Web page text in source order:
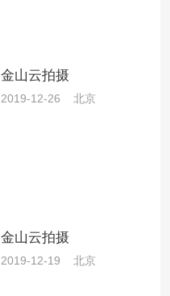
金山云拍摄
2019-12-26 北京
金山云拍摄
2019-12-19 北京